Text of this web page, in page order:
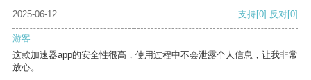
2025-06-12 支持[0] 反对[0]
游客
这款加速器app的安全性很高，使用过程中不会泄露个人信息，让我非常
放心。